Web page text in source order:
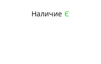
Наличие Є